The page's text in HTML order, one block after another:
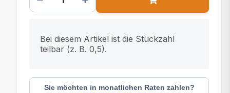
Bei diesem Artikel ist die Stückzahl
teilbar (z. B. 0,5).
Sie möchten in monatlichen Raten zahlen?